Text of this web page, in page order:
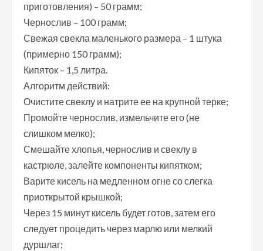
приготовления) – 50 грамм;
Чернослив – 100 грамм;
Свежая свекла маленького размера – 1 штука
(примерно 150 грамм);
Кипяток – 1,5 литра.
Алгоритм действий:
Очистите свеклу и натрите ее на крупной терке;
Промойте чернослив, измельчите его (не
слишком мелко);
Смешайте хлопья, чернослив и свеклу в
кастрюле, залейте компоненты кипятком;
Варите кисель на медленном огне со слегка
приоткрытой крышкой;
Через 15 минут кисель будет готов, затем его
следует процедить через марлю или мелкий
дуршлаг;